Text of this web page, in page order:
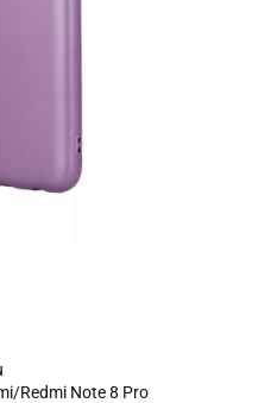
Redmi Note 8 Pro